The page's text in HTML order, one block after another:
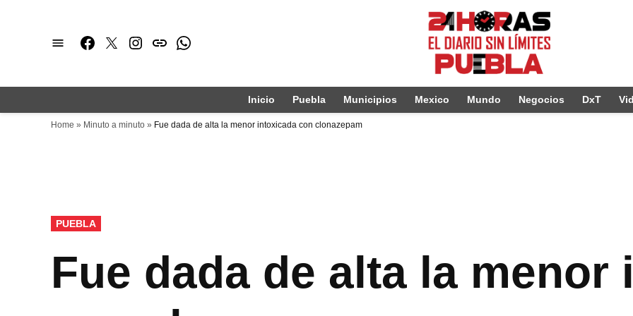
Facebook
TwitterInstagram
issuuWhatsapp
Inicio Puebla Municipios Mexico Mundo Negocios DxT
Home » Minuto a minuto » Fue dada de alta la menor intoxicada con clonazepam
PUBLICADO
EN
PUEBLA
Fue dada de alta la menor